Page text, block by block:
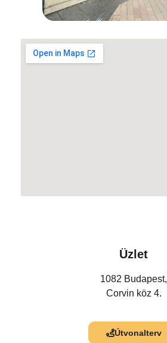
Üzlet
1082 Budapest,
Corvin köz 4.
Útvonalterv